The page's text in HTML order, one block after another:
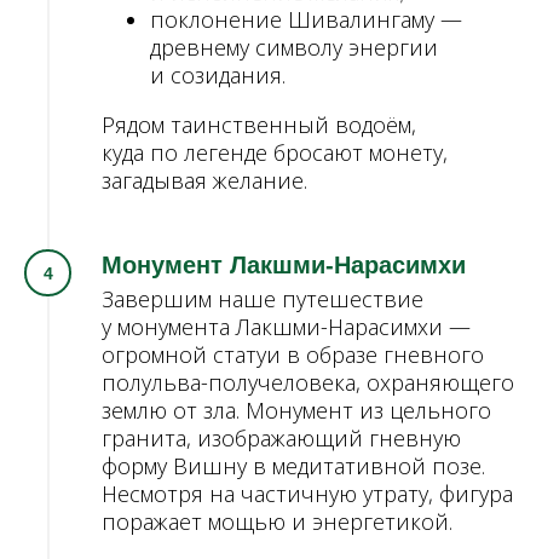
поклонение Шивалингаму —
древнему символу энергии
и созидания.
Рядом таинственный водоём,
куда по легенде бросают монету,
загадывая желание.
Монумент Лакшми-Нарасимхи
Завершим наше путешествие
у монумента Лакшми-Нарасимхи —
огромной статуи в образе гневного
полульва-получеловека, охраняющего
землю от зла. Монумент из цельного
гранита, изображающий гневную
форму Вишну в медитативной позе.
Несмотря на частичную утрату, фигура
поражает мощью и энергетикой.